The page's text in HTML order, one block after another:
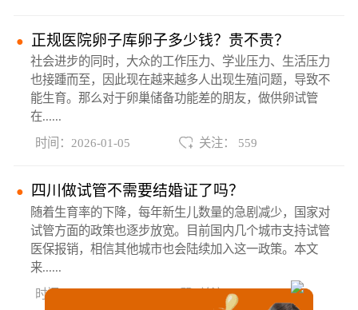
正规医院卵子库卵子多少钱？贵不贵？
社会进步的同时，大众的工作压力、学业压力、生活压力
也接踵而至，因此现在越来越多人出现生殖问题，导致不
能生育。那么对于卵巢储备功能差的朋友，做供卵试管
在......
时间：2026-01-05
关注： 559
四川做试管不需要结婚证了吗？
随着生育率的下降，每年新生儿数量的急剧减少，国家对
试管方面的政策也逐步放宽。目前国内几个城市支持试管
医保报销，相信其他城市也会陆续加入这一政策。本文
来......
时间：2026-01-05
关注： 599